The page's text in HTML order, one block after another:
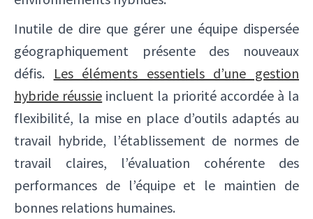
Inutile de dire que gérer une équipe dispersée
géographiquement présente des nouveaux
défis. Les éléments essentiels d’une gestion
hybride réussie incluent la priorité accordée à la
flexibilité, la mise en place d’outils adaptés au
travail hybride, l’établissement de normes de
travail claires, l’évaluation cohérente des
performances de l’équipe et le maintien de
bonnes relations humaines.